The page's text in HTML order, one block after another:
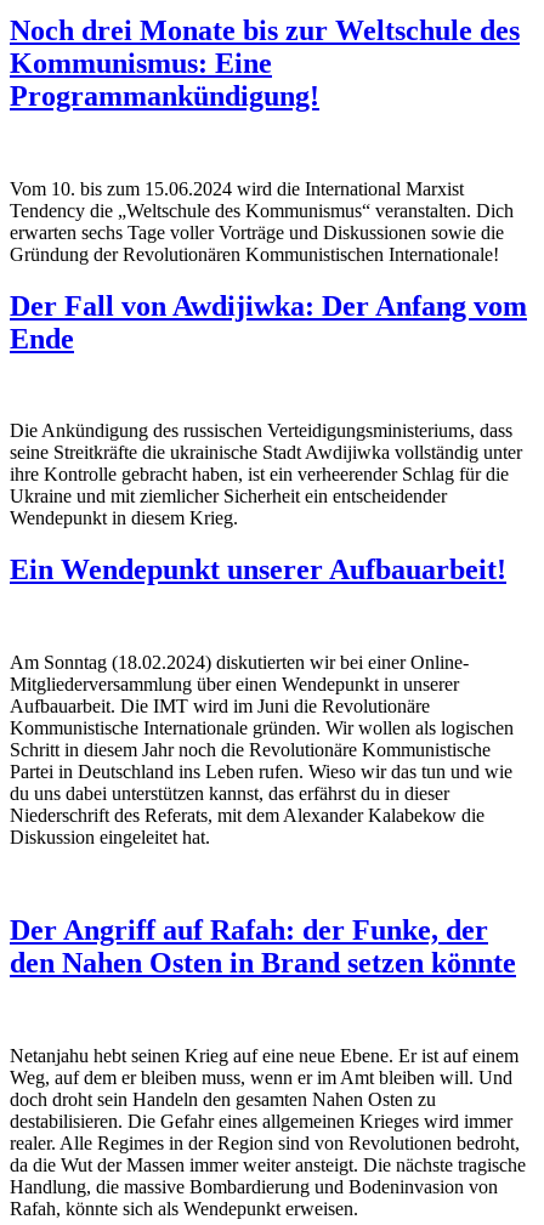
Noch drei Monate bis zur Weltschule des
Kommunismus: Eine
Programmankündigung!
Vom 10. bis zum 15.06.2024 wird die International Marxist
Tendency die „Weltschule des Kommunismus“ veranstalten. Dich
erwarten sechs Tage voller Vorträge und Diskussionen sowie die
Gründung der Revolutionären Kommunistischen Internationale!
Der Fall von Awdijiwka: Der Anfang vom
Ende
Die Ankündigung des russischen Verteidigungsministeriums, dass
seine Streitkräfte die ukrainische Stadt Awdijiwka vollständig unter
ihre Kontrolle gebracht haben, ist ein verheerender Schlag für die
Ukraine und mit ziemlicher Sicherheit ein entscheidender
Wendepunkt in diesem Krieg.
Ein Wendepunkt unserer Aufbauarbeit!
Am Sonntag (18.02.2024) diskutierten wir bei einer Online-
Mitgliederversammlung über einen Wendepunkt in unserer
Aufbauarbeit. Die IMT wird im Juni die Revolutionäre
Kommunistische Internationale gründen. Wir wollen als logischen
Schritt in diesem Jahr noch die Revolutionäre Kommunistische
Partei in Deutschland ins Leben rufen. Wieso wir das tun und wie
du uns dabei unterstützen kannst, das erfährst du in dieser
Niederschrift des Referats, mit dem Alexander Kalabekow die
Diskussion eingeleitet hat.
Der Angriff auf Rafah: der Funke, der
den Nahen Osten in Brand setzen könnte
Netanjahu hebt seinen Krieg auf eine neue Ebene. Er ist auf einem
Weg, auf dem er bleiben muss, wenn er im Amt bleiben will. Und
doch droht sein Handeln den gesamten Nahen Osten zu
destabilisieren. Die Gefahr eines allgemeinen Krieges wird immer
realer. Alle Regimes in der Region sind von Revolutionen bedroht,
da die Wut der Massen immer weiter ansteigt. Die nächste tragische
Handlung, die massive Bombardierung und Bodeninvasion von
Rafah, könnte sich als Wendepunkt erweisen.